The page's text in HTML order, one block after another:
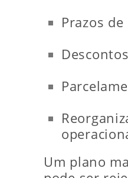
Prazos
Um plano